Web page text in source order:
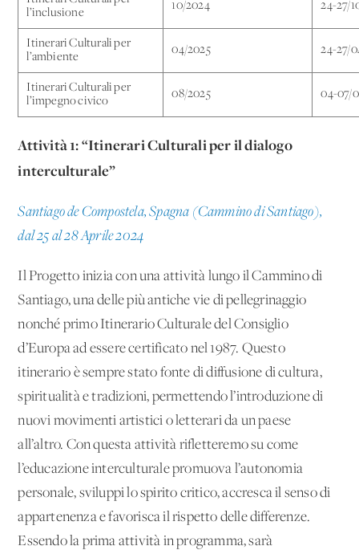
l’inclusione
10/2024 24-27/
Itinerari Culturali per
l’ambiente
04/2025 24-27/
Itinerari Culturali per
l’impegno civico
08/2025 04-07/
Attività 1: “Itinerari Culturali per il dialogo
interculturale”
Santiago de Compostela, Spagna (Cammino di Santiago),
dal 25 al 28 Aprile 2024
Il Progetto inizia con una attività lungo il Cammino di
Santiago, una delle più antiche vie di pellegrinaggio
nonché primo Itinerario Culturale del Consiglio
d’Europa ad essere certificato nel 1987. Questo
itinerario è sempre stato fonte di diffusione di cultura,
spiritualità e tradizioni, permettendo l’introduzione di
nuovi movimenti artistici o letterari da un paese
all’altro. Con questa attività rifletteremo su come
l’educazione interculturale promuova l’autonomia
personale, sviluppi lo spirito critico, accresca il senso di
appartenenza e favorisca il rispetto delle differenze.
Essendo la prima attività in programma, sarà